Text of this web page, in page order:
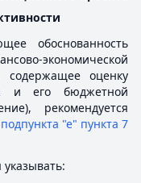
обоснованность
экономической
содержащее оценку
и его бюджетной
рекомендуется
подпункта "е" пункта 7